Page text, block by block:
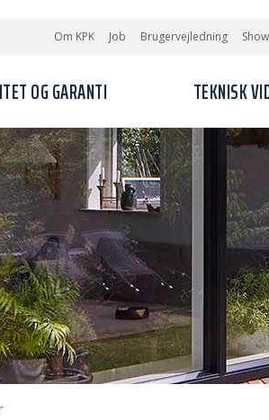
OG GARANTI TEKNISK
Om KPK Job Brugervejledning